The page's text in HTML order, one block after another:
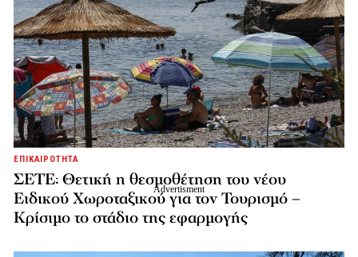
ΕΠΙΚΑΙΡΟΤΗΤΑ
ΣΕΤΕ: Θετική η θεσμοθέτηση του νέου
Ειδικού Χωροταξικού για τον Τουρισμό –
Κρίσιμο το στάδιο της εφαρμογής